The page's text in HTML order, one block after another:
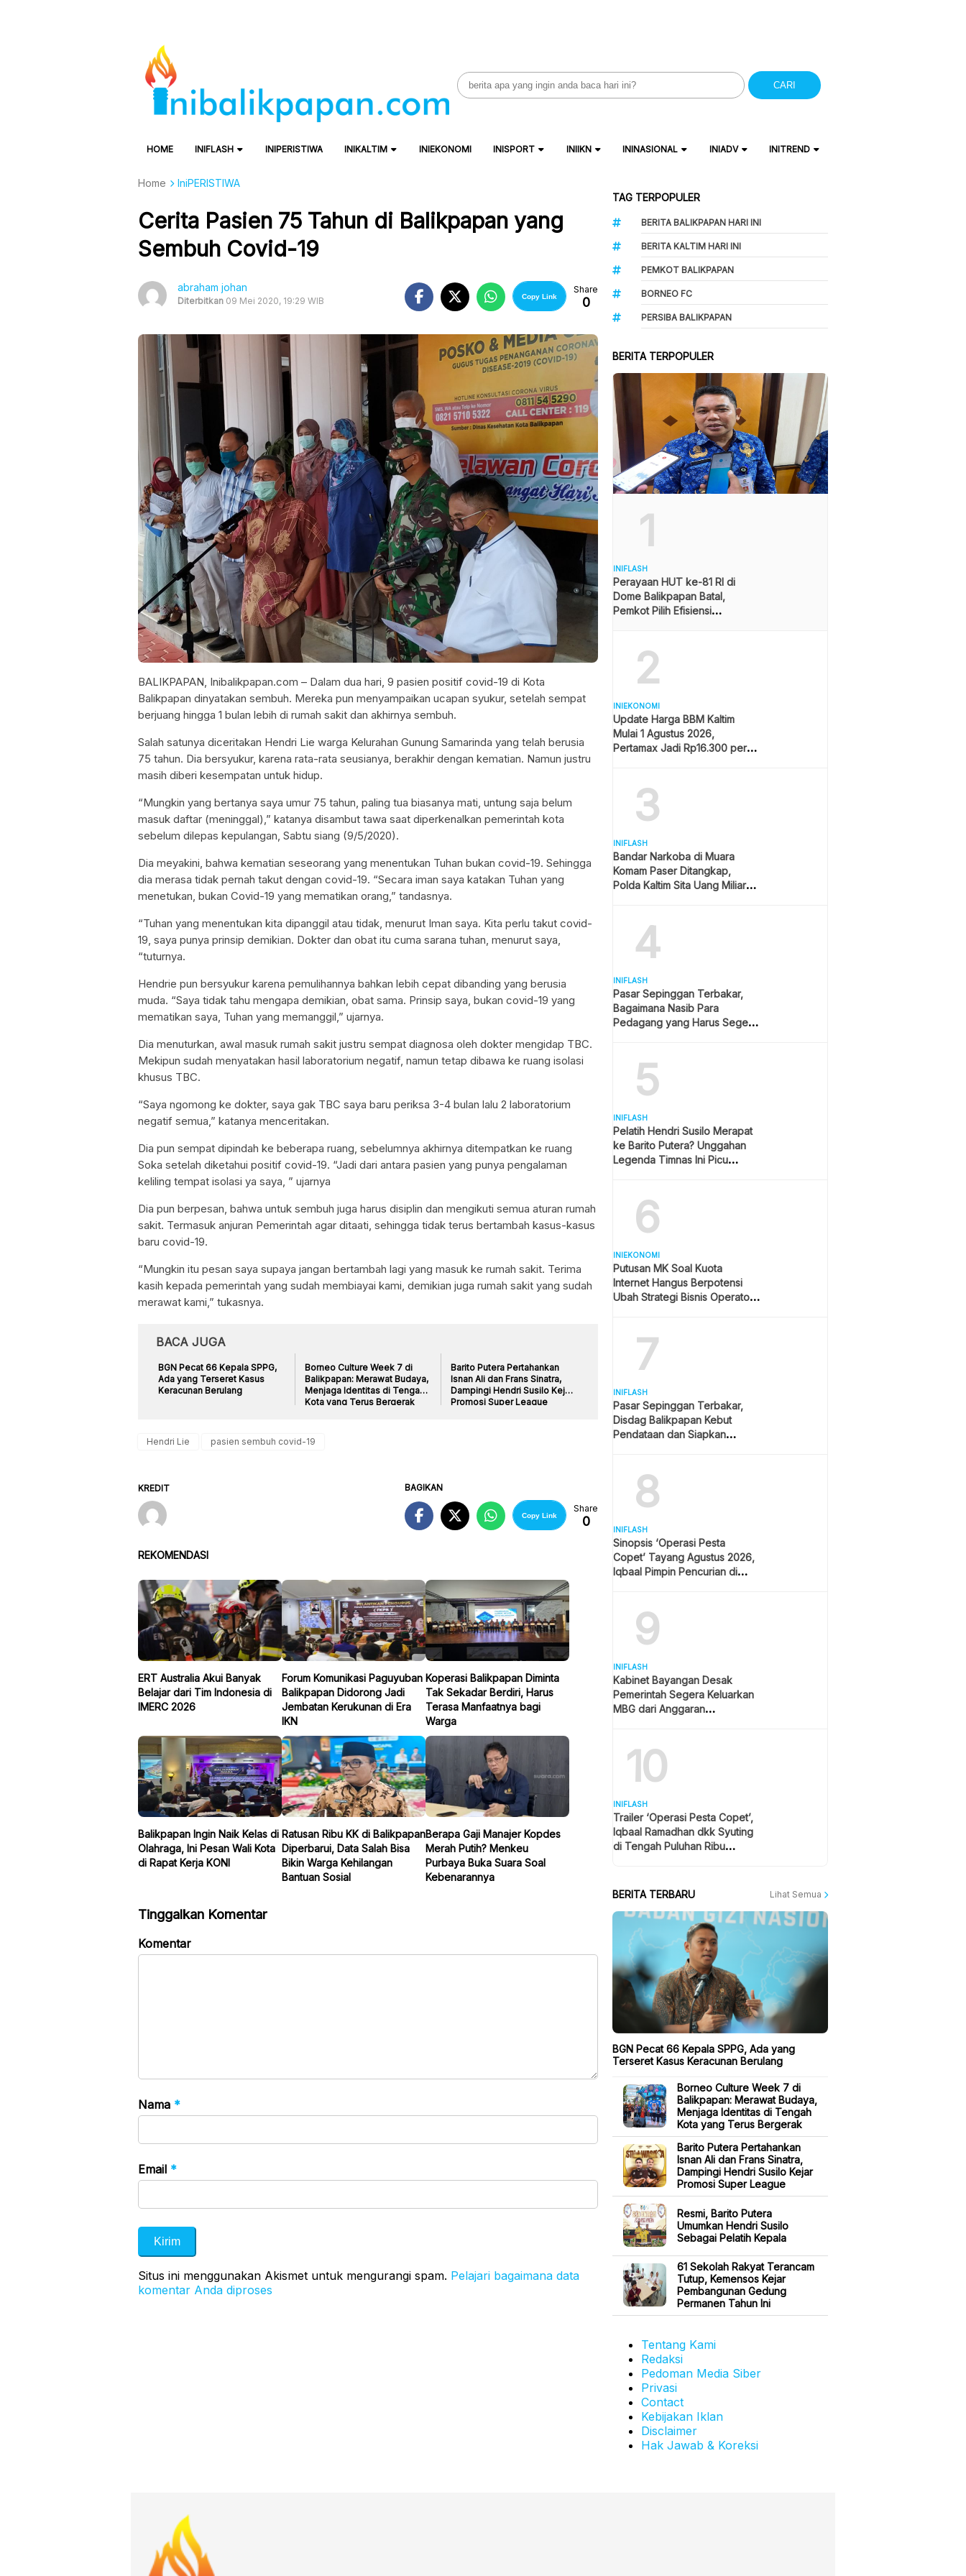
Search
for:
CARI
HOME INIFLASH INIPERISTIWA INIKALTIM INIEKONOMI INISPORT INIIKN ININASIONAL INIADV INITREND
Home IniPERISTIWA
Cerita Pasien 75 Tahun di Balikpapan yang
Sembuh Covid-19
abraham johan
Diterbitkan 09 Mei 2020, 19:29 WIB Copy Link
Share
0
BALIKPAPAN, Inibalikpapan.com – Dalam dua hari, 9 pasien positif covid-19 di Kota
Balikpapan dinyatakan sembuh. Mereka pun menyampaikan ucapan syukur, setelah sempat
berjuang hingga 1 bulan lebih di rumah sakit dan akhirnya sembuh.
Salah satunya diceritakan Hendri Lie warga Kelurahan Gunung Samarinda yang telah berusia
75 tahun. Dia bersyukur, karena rata-rata seusianya, berakhir dengan kematian. Namun justru
masih diberi kesempatan untuk hidup.
“Mungkin yang bertanya saya umur 75 tahun, paling tua biasanya mati, untung saja belum
masuk daftar (meninggal),” katanya disambut tawa saat diperkenalkan pemerintah kota
sebelum dilepas kepulangan, Sabtu siang (9/5/2020).
Dia meyakini, bahwa kematian seseorang yang menentukan Tuhan bukan covid-19. Sehingga
dia merasa tidak pernah takut dengan covid-19. “Secara iman saya katakan Tuhan yang
menetukan, bukan Covid-19 yang mematikan orang,” tandasnya.
“Tuhan yang menentukan kita dipanggil atau tidak, menurut Iman saya. Kita perlu takut covid-
19, saya punya prinsip demikian. Dokter dan obat itu cuma sarana tuhan, menurut saya,
“tuturnya.
Hendrie pun bersyukur karena pemulihannya bahkan lebih cepat dibanding yang berusia
muda. “Saya tidak tahu mengapa demikian, obat sama. Prinsip saya, bukan covid-19 yang
mematikan saya, Tuhan yang memanggil,” ujarnya.
Dia menuturkan, awal masuk rumah sakit justru sempat diagnosa oleh dokter mengidap TBC.
Mekipun sudah menyatakan hasil laboratorium negatif, namun tetap dibawa ke ruang isolasi
khusus TBC.
“Saya ngomong ke dokter, saya gak TBC saya baru periksa 3-4 bulan lalu 2 laboratorium
negatif semua,” katanya menceritakan.
Dia pun sempat dipindah ke beberapa ruang, sebelumnya akhirnya ditempatkan ke ruang
Soka setelah diketahui positif covid-19. “Jadi dari antara pasien yang punya pengalaman
keliling tempat isolasi ya saya, ” ujarnya
Dia pun berpesan, bahwa untuk sembuh juga harus disiplin dan mengikuti semua aturan rumah
sakit. Termasuk anjuran Pemerintah agar ditaati, sehingga tidak terus bertambah kasus-kasus
baru covid-19.
“Mungkin itu pesan saya supaya jangan bertambah lagi yang masuk ke rumah sakit. Terima
kasih kepada pemerintah yang sudah membiayai kami, demikian juga rumah sakit yang sudah
merawat kami,” tukasnya.
BACA JUGA
BGN Pecat 66 Kepala SPPG,
Ada yang Terseret Kasus
Keracunan Berulang
Borneo Culture Week 7 di
Balikpapan: Merawat Budaya,
Menjaga Identitas di Tengah
Kota yang Terus Bergerak
Barito Putera Pertahankan
Isnan Ali dan Frans Sinatra,
Dampingi Hendri Susilo Kejar
Promosi Super League
Hendri Lie pasien sembuh covid-19
KREDIT BAGIKAN
Copy Link
Share
0
REKOMENDASI
ERT Australia Akui Banyak
Belajar dari Tim Indonesia di
IMERC 2026
Forum Komunikasi Paguyuban
Balikpapan Didorong Jadi
Jembatan Kerukunan di Era
IKN
Koperasi Balikpapan Diminta
Tak Sekadar Berdiri, Harus
Terasa Manfaatnya bagi
Warga
Balikpapan Ingin Naik Kelas di
Olahraga, Ini Pesan Wali Kota
di Rapat Kerja KONI
Ratusan Ribu KK di Balikpapan
Diperbarui, Data Salah Bisa
Bikin Warga Kehilangan
Bantuan Sosial
Berapa Gaji Manajer Kopdes
Merah Putih? Menkeu
Purbaya Buka Suara Soal
Kebenarannya
Tinggalkan Komentar
Komentar
Nama *
Email *
Situs ini menggunakan Akismet untuk mengurangi spam. Pelajari bagaimana data
komentar Anda diproses
TAG TERPOPULER
BERITA BALIKPAPAN HARI INI
BERITA KALTIM HARI INI
PEMKOT BALIKPAPAN
BORNEO FC
PERSIBA BALIKPAPAN
BERITA TERPOPULER
1
INIFLASH
Perayaan HUT ke-81 RI di
Dome Balikpapan Batal,
Pemkot Pilih Efisiensi
2
INIEKONOMI
Update Harga BBM Kaltim
Mulai 1 Agustus 2026,
Pertamax Jadi Rp16.300 per
3
INIFLASH
Bandar Narkoba di Muara
Komam Paser Ditangkap,
Polda Kaltim Sita Uang Miliaran
4
INIFLASH
Pasar Sepinggan Terbakar,
Bagaimana Nasib Para
Pedagang yang Harus Segera
5
INIFLASH
Pelatih Hendri Susilo Merapat
ke Barito Putera? Unggahan
Legenda Timnas Ini Picu
6
INIEKONOMI
Putusan MK Soal Kuota
Internet Hangus Berpotensi
Ubah Strategi Bisnis Operator
7
INIFLASH
Pasar Sepinggan Terbakar,
Disdag Balikpapan Kebut
Pendataan dan Siapkan
8
INIFLASH
Sinopsis ‘Operasi Pesta
Copet’ Tayang Agustus 2026,
Iqbaal Pimpin Pencurian di
9
INIFLASH
Kabinet Bayangan Desak
Pemerintah Segera Keluarkan
MBG dari Anggaran
10
INIFLASH
Trailer ‘Operasi Pesta Copet’,
Iqbaal Ramadhan dkk Syuting
di Tengah Puluhan Ribu
BERITA TERBARU Lihat Semua
BGN Pecat 66 Kepala SPPG, Ada yang
Terseret Kasus Keracunan Berulang
Borneo Culture Week 7 di
Balikpapan: Merawat Budaya,
Menjaga Identitas di Tengah
Kota yang Terus Bergerak
Barito Putera Pertahankan
Isnan Ali dan Frans Sinatra,
Dampingi Hendri Susilo Kejar
Promosi Super League
Resmi, Barito Putera
Umumkan Hendri Susilo
Sebagai Pelatih Kepala
61 Sekolah Rakyat Terancam
Tutup, Kemensos Kejar
Pembangunan Gedung
Permanen Tahun Ini
Tentang Kami
Redaksi
Pedoman Media Siber
Privasi
Contact
Kebijakan Iklan
Disclaimer
Hak Jawab & Koreksi